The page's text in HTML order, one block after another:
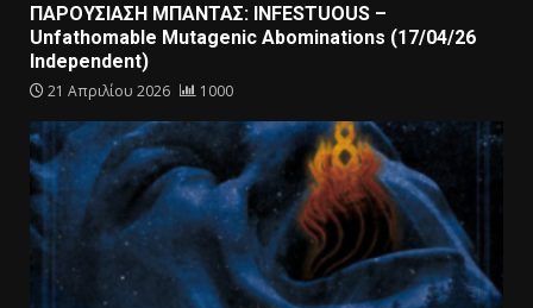
ΠΑΡΟΥΣΙΑΣΗ ΜΠΑΝΤΑΣ: INFESTUOUS –
Unfathomable Mutagenic Abominations (17/04/26
Independent)
21 Απριλίου 2026 1000